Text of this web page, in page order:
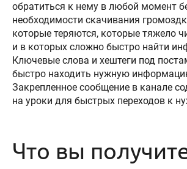
обратиться к нему в любой момент
необходимости скачивания
которые теряются, которые тяжело
и в которых сложно быстро найти
Ключевые слова и хештеги под
быстро находить нужную
Закрепленное сообщение в канале
на уроки для быстрых переходов к
Что вы